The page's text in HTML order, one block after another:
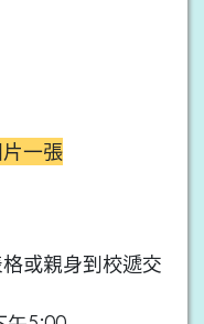
一張
或親身到校遞交